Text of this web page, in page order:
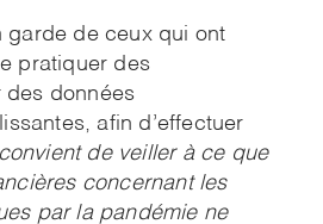
garde de ceux qui ont
pratiquer des
des données
afin d’effectuer
de veiller à ce que
concernant les
par la pandémie ne